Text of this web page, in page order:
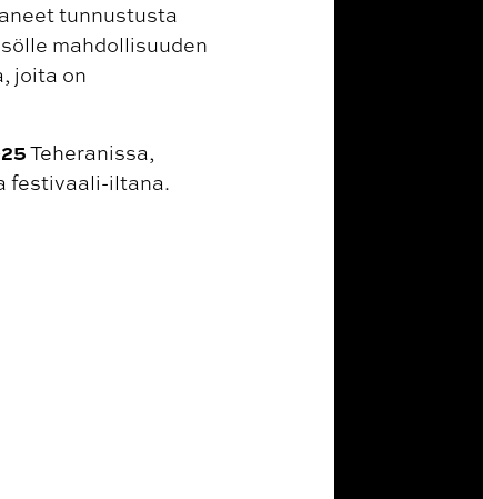
tunnustusta
mahdollisuuden
joita on
Teheranissa,
festivaali-iltana.